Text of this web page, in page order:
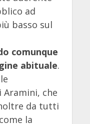
ad
basso sul
comunque
abituale.
che
da tutti
la